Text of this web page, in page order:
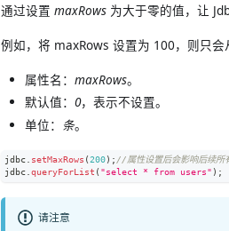
通过设置 maxRows为大于零的值，让
例如，将 maxRows 设置为 100，则只会
属性名： maxRows。
默认值： 0，表示不设置。
单位： 条。
jdbc. setMaxRows (200) ; //属性设置后会影响后续所
jdbc. queryForList ( "select * from users" ) ;
请注意